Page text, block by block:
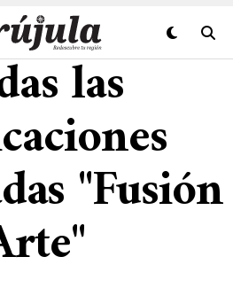
las
"Fusión